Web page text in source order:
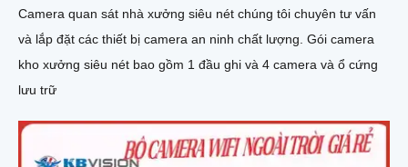
Camera quan sát nhà xưởng siêu nét chúng tôi chuyên tư vấn
và lắp đặt các thiết bị camera an ninh chất lượng. Gói camera
kho xưởng siêu nét bao gồm 1 đầu ghi và 4 camera và ổ cứng
lưu trữ